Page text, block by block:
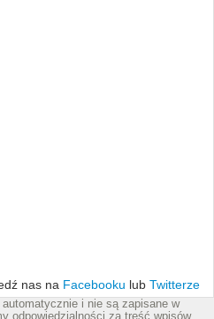
nas na Facebooku lub Twitterze
i nie są zapisane w
odpowiedzialności za treść wpisów